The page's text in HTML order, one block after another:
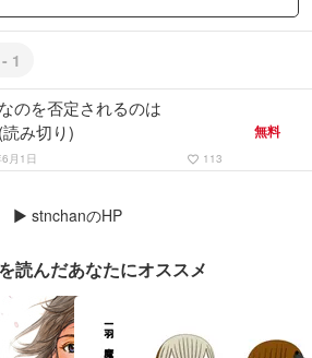
1
のを否定されるのは
み切り)
月1日 favorite_border 113
無料
▶ stnchanのHP
読んだあなたにオススメ